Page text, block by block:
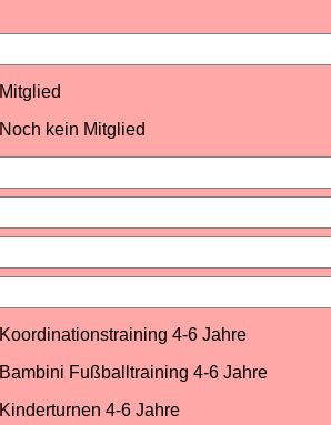
Mitglied
Noch kein Mitglied
Koordinationstraining 4-6 Jahre
Bambini Fußballtraining 4-6 Jahre
Kinderturnen 4-6 Jahre